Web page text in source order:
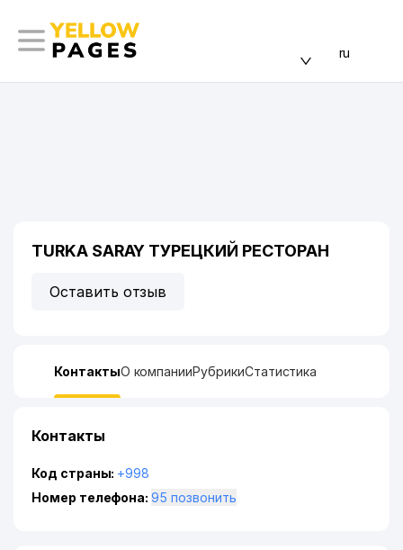
ru
TURKA SARAY ТУРЕЦКИЙ РЕСТОРАН
Оставить отзыв
КонтактыО компанииРубрикиСтатистика
Контакты
Код страны: +998
Номер телефона:
95 позвонить